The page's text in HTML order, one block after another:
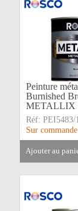
Peinture
Burnished
METALLIX
Réf: PEI5483/
Sur commande
ajouter au